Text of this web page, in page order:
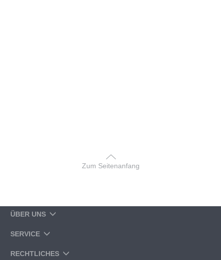
Zum Seitenanfang
ÜBER UNS
SERVICE
RECHTLICHES